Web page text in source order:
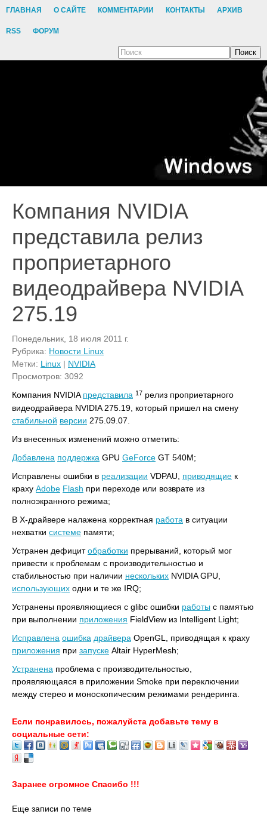
ГЛАВНАЯ О САЙТЕ КОММЕНТАРИИ КОНТАКТЫ АРХИВ
RSS ФОРУМ
Поиск
Компания NVIDIA
представила релиз
проприетарного
видеодрайвера NVIDIA
275.19
Понедельник, 18 июля 2011 г.
Рубрика: Новости Linux
Метки: Linux | NVIDIA
Просмотров: 3092
Компания NVIDIA представила 17 релиз проприетарного
видеодрайвера NVIDIA 275.19, который пришел на смену
стабильной версии 275.09.07.
Из внесенных изменений можно отметить:
Добавлена поддержка GPU GeForce GT 540M;
Исправлены ошибки в реализации VDPAU, приводящие к
краху Adobe Flash при переходе или возврате из
полноэкранного режима;
В X-драйвере налажена корректная работа в ситуации
нехватки системе памяти;
Устранен дефицитобработки прерываний, который мог
привести к проблемам с производительностью и
стабильностью при наличии нескольких NVIDIA GPU,
использующих одни и те же IRQ;
Устранены проявляющиеся с glibc ошибки работы с памятью
при выполнении приложения FieldView из Intelligent Light;
Исправлена ошибка драйвера OpenGL, приводящая к краху
приложения при запуске Altair HyperMesh;
Устранена проблема с производительностью,
проявляющаяся в приложении Smoke при переключении
между стерео и моноскопическим режимами рендеринга.
Если понравилось, пожалуйста добавьте тему в
социальные сети:
Заранее огромное Спасибо !!!
Еще записи по теме